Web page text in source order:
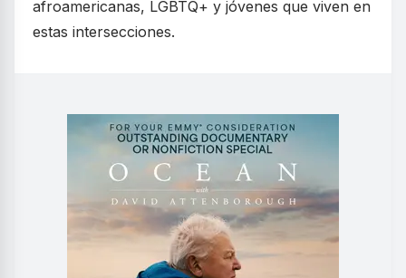
afroamericanas, LGBTQ+ y jóvenes que viven en
estas intersecciones.